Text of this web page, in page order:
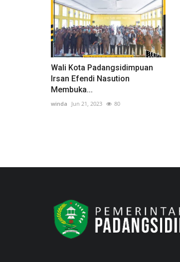
Wali Kota Padangsidimpuan
Irsan Efendi Nasution
Membuka...
winda Jun 21, 2023 80